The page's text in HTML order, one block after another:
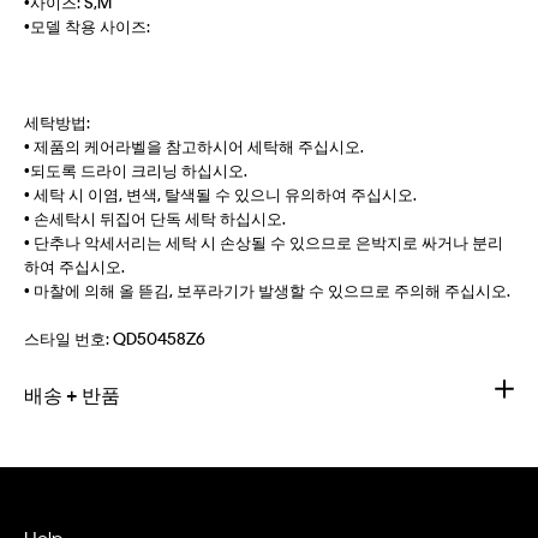
•모델 착용 사이즈:
세탁방법:
• 제품의 케어라벨을 참고하시어 세탁해 주십시오.
•되도록 드라이 크리닝 하십시오.
• 세탁 시 이염, 변색, 탈색될 수 있으니 유의하여 주십시오.
• 손세탁시 뒤집어 단독 세탁 하십시오.
• 단추나 악세서리는 세탁 시 손상될 수 있으므로 은박지로 싸거나 분리
하여 주십시오.
• 마찰에 의해 올 뜯김, 보푸라기가 발생할 수 있으므로 주의해 주십시오.
스타일 번호:QD50458Z6
배송 + 반품